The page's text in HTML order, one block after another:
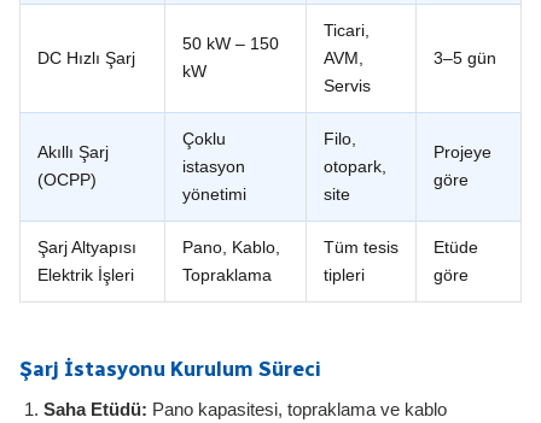
DC Hızlı Şarj
50 kW – 150
kW
Ticari,
AVM,
Servis
3–5 gün
Akıllı Şarj
(OCPP)
Çoklu
istasyon
yönetimi
Filo,
otopark,
site
Projeye
göre
Şarj Altyapısı
Elektrik İşleri
Pano, Kablo,
Topraklama
Tüm tesis
tipleri
Etüde
göre
Şarj İstasyonu Kurulum Süreci
Saha Etüdü: Pano kapasitesi, topraklama ve kablo